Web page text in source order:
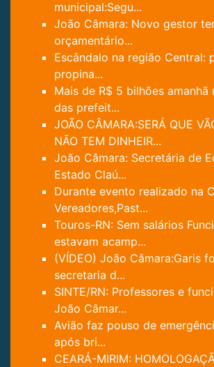
municipal:Segu...
João Câmara: Novo gestor
orçamentário...
Escândalo na região Central:
propina...
Mais de R$ 5 bilhões amanhã
das prefeit...
JOÃO CÂMARA:SERÁ QUE
NÃO TEM DINHEIR...
João Câmara: Secretária de
Estado Claú...
Durante evento realizado na
Vereadores,Past...
Touros-RN: Sem salários
estavam acamp...
(VÍDEO) João Câmara:Garis
secretaria d...
SINTE/RN: Professores e
João Câmar...
Avião faz pouso de
após bri...
CEARÁ-MIRIM: